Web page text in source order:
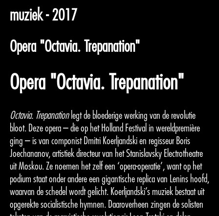
muziek - 2017
Opera "Octavia. Trepanation"
Opera "Octavia. Trepanation"
Octavia. Trepanationlegt de bloederige werking van de revolutie
bloot. Deze opera – die op het Holland Festival in wereldpremière
ging – is van componist Dmitri Koerljandski en regisseur Boris
Joechananov, artistiek directeur van het Stanislavsky Electrotheatre
uit Moskou. Ze noemen het zelf een ‘opera-operatie’, want op het
podium staat onder andere een gigantische replica van Lenins hoofd,
waarvan de schedel wordt gelicht. Koerljandski’s muziek bestaat uit
opgerekte socialistische hymnen. Daarover­heen zingen de solisten